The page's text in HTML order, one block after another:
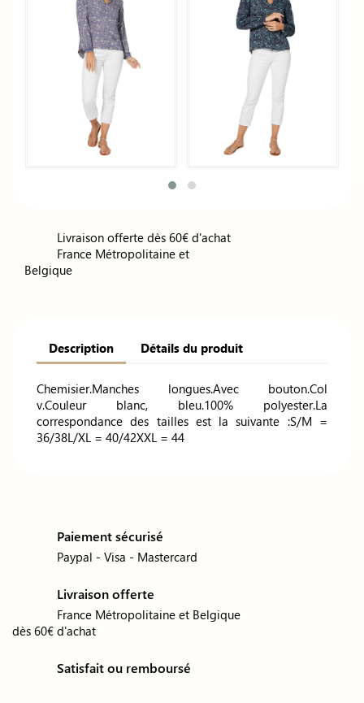
Livraison offerte dès 60€ d'achat
France Métropolitaine et
Belgique
Description Détails du produit
Chemisier.Manches longues.Avec bouton.Col
v.Couleur blanc, bleu.100% polyester.La
correspondance des tailles est la suivante :S/M =
36/38L/XL = 40/42XXL = 44
Paiement sécurisé
Paypal - Visa - Mastercard
Livraison offerte
France Métropolitaine et Belgique
dès 60€ d'achat
Satisfait ou remboursé